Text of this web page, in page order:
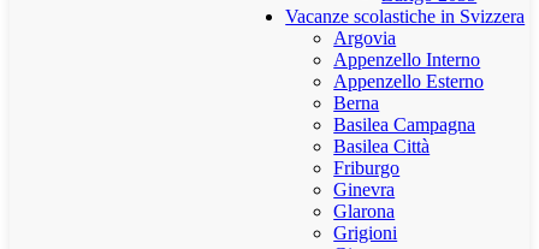
Vacanze scolastiche in Svizzera
Argovia
Appenzello Interno
Appenzello Esterno
Berna
Basilea Campagna
Basilea Città
Friburgo
Ginevra
Glarona
Grigioni